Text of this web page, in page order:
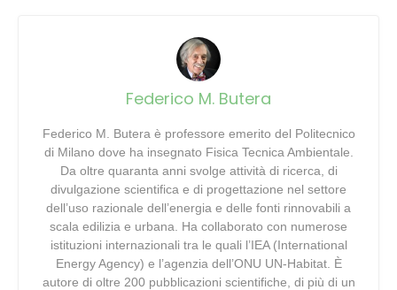
Federico M. Butera
Federico M. Butera è professore emerito del Politecnico
di Milano dove ha insegnato Fisica Tecnica Ambientale.
Da oltre quaranta anni svolge attività di ricerca, di
divulgazione scientifica e di progettazione nel settore
dell’uso razionale dell’energia e delle fonti rinnovabili a
scala edilizia e urbana. Ha collaborato con numerose
istituzioni internazionali tra le quali l’IEA (International
Energy Agency) e l’agenzia dell’ONU UN-Habitat. È
autore di oltre 200 pubblicazioni scientifiche, di più di un